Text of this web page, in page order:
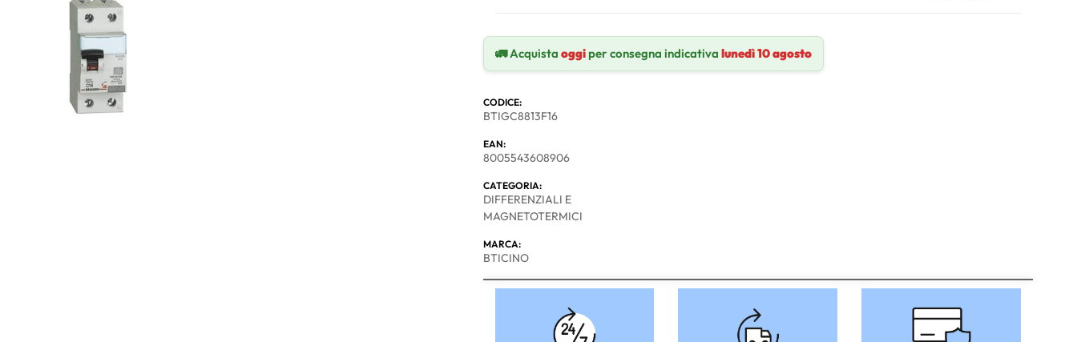
🚛 Acquista oggiper consegna indicativa lunedì 10 agosto
CODICE:
BTIGC8813F16
EAN:
8005543608906
CATEGORIA:
DIFFERENZIALI E
MAGNETOTERMICI
MARCA:
BTICINO